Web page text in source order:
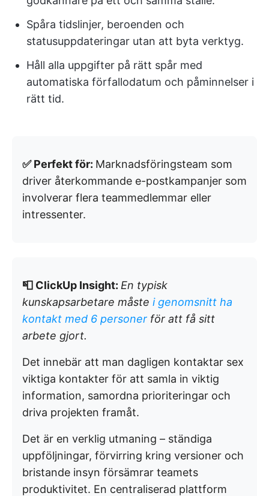
Spåra tidslinjer, beroenden och
statusuppdateringar utan att byta verktyg.
Håll alla uppgifter på rätt spår med
automatiska förfallodatum och påminnelser i
rätt tid.
✅ Perfekt för: Marknadsföringsteam som
driver återkommande e-postkampanjer som
involverar flera teammedlemmar eller
intressenter.
📮 ClickUp Insight: En typisk
kunskapsarbetare måste i genomsnitt ha
kontakt med 6 personer för att få sitt
arbete gjort.
Det innebär att man dagligen kontaktar sex
viktiga kontakter för att samla in viktig
information, samordna prioriteringar och
driva projekten framåt.
Det är en verklig utmaning – ständiga
uppföljningar, förvirring kring versioner och
bristande insyn försämrar teamets
produktivitet. En centraliserad plattform